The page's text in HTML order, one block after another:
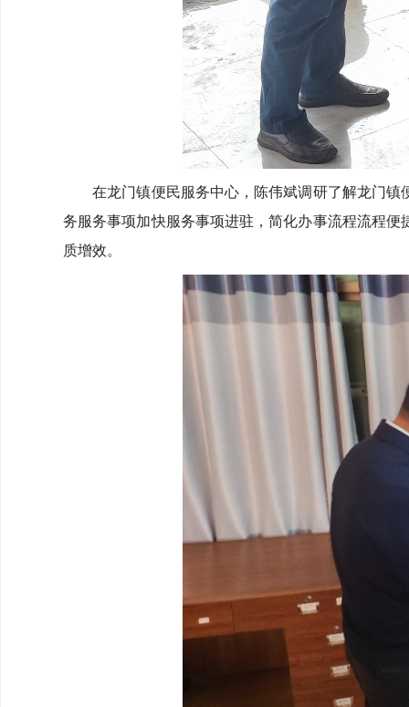
在龙门镇便民服务中心，陈伟斌调研了解龙门镇
务服务事项加快服务事项进驻，简化办事流程流程
质增效。